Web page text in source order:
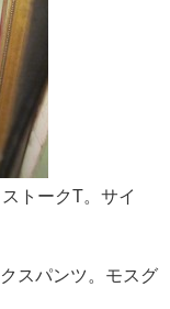
サイ
。モスグ